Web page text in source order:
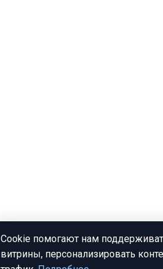
Cookie помогают нам
витрины, персонализировать